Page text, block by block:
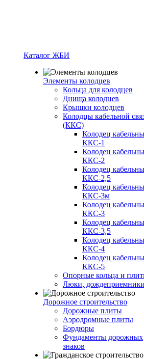
Каталог ЖБИ
Элементы колодцев
Кольца для колодцев
Днища колодцев
Крышки колодцев
Колодцы кабельной
(ККС)
Колодец
ККС-1
Колодец
ККС-2
Колодец
ККС-2,5
Колодец
ККС-3м
Колодец
ККС-3
Колодец
ККС-3,5
Колодец
ККС-4
Колодец
ККС-5
Опорные кольца и
Люки,
Дорожное строительство
Дорожные плиты
Аэродромные плиты
Бордюры
Фундаменты дорожных
знаков